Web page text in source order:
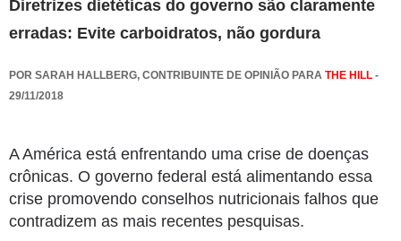
Diretrizes dietéticas do governo são claramente
erradas: Evite carboidratos, não gordura
POR SARAH HALLBERG, CONTRIBUINTE DE OPINIÃO PARA THE HILL -
29/11/2018
A América está enfrentando uma crise de doenças
crônicas. O governo federal está alimentando essa
crise promovendo conselhos nutricionais falhos que
contradizem as mais recentes pesquisas.